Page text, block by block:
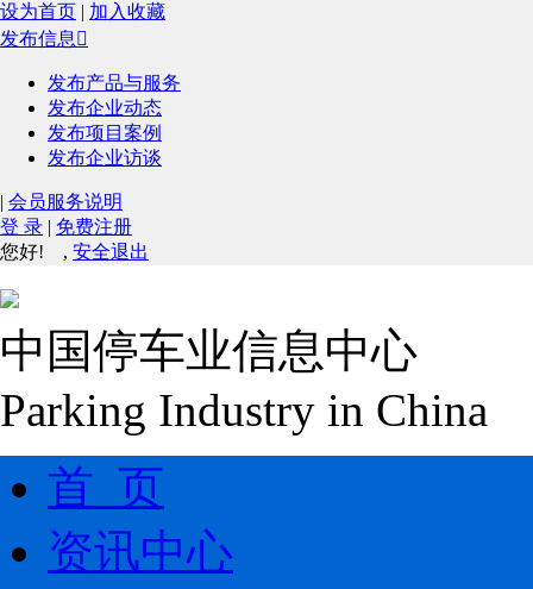
设为首页 | 加入收藏
发布信息 
发布产品与服务
发布企业动态
发布项目案例
发布企业访谈
| 会员服务说明
登 录 | 免费注册
您好!
, 安全退出
中国停车业信息中心
Parking Industry in China
首 页
资讯中心